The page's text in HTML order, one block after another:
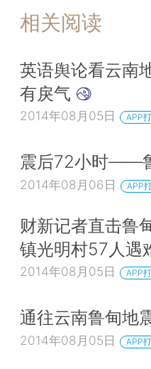
相关阅读
英语舆论看云南
有戾气
2014年08月05日 APP
震后72小时——
2014年08月06日 APP
财新记者直击鲁
镇光明村57人遇
2014年08月05日 APP
通往云南鲁甸地
2014年08月05日 APP